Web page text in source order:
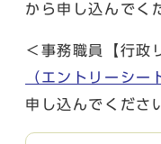
から申し込んでく
＜事務職員【行政
（エントリーシー
申し込んでくださ